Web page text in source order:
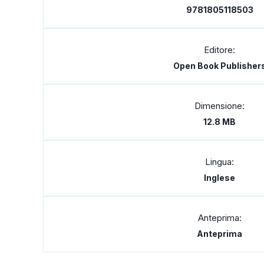
9781805118503
Editore:
Open Book
Dimensione:
12.8 MB
Lingua:
Inglese
Anteprima:
Anteprima